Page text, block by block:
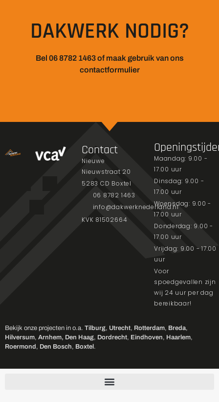
DAKWERK NODIG?
Bel 06 8782 1463 of maak gebruik van ons
contactformulier
Contact
Nieuwe
Nieuwstraat 20
5283 CD Boxtel
06 8782 1463
info@dakwerknederland.nl
KVK 81502664
Maandag: 9.00 -
17.00 uur
Dinsdag: 9.00 -
17.00 uur
Woensdag: 9.00 -
17.00 uur
Donderdag: 9.00 -
17.00 uur
Vrijdag: 9.00 - 17.00
uur
Voor
spoedgevallen zijn
wij 24 uur per dag
bereikbaar!
Bekijk onze projecten in o.a. Tilburg, Utrecht, Rotterdam, Breda,
Hilversum, Arnhem, Den Haag, Dordrecht, Eindhoven, Haarlem,
Roermond , Den Bosch, Boxtel .